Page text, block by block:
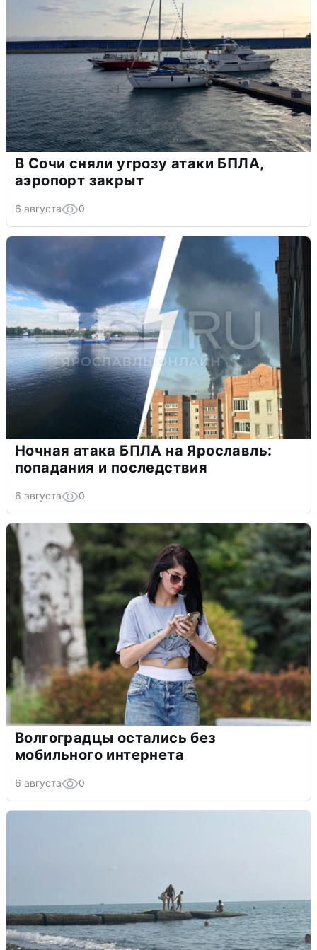
В Сочи сняли угрозу атаки БПЛА,
аэропорт закрыт
6 августа 0
Ночная атака БПЛА на Ярославль:
попадания и последствия
6 августа 0
Волгоградцы остались без
мобильного интернета
6 августа 0